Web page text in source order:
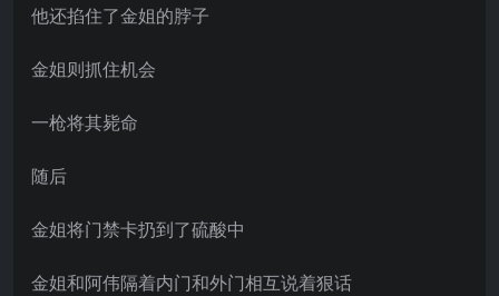
他还掐住了金姐的脖子
金姐则抓住机会
一枪将其毙命
随后
金姐将门禁卡扔到了硫酸中
金姐和阿伟隔着内门和外门相互说着狠话